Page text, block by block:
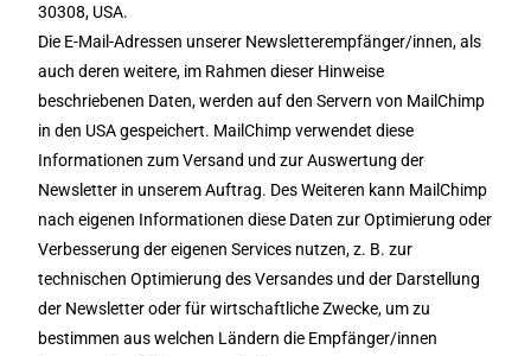
30308, USA.
Die E-Mail-Adressen unserer Newsletterempfänger/innen, als
auch deren weitere, im Rahmen dieser Hinweise
beschriebenen Daten, werden auf den Servern von MailChimp
in den USA gespeichert. MailChimp verwendet diese
Informationen zum Versand und zur Auswertung der
Newsletter in unserem Auftrag. Des Weiteren kann MailChimp
nach eigenen Informationen diese Daten zur Optimierung oder
Verbesserung der eigenen Services nutzen, z. B. zur
technischen Optimierung des Versandes und der Darstellung
der Newsletter oder für wirtschaftliche Zwecke, um zu
bestimmen aus welchen Ländern die Empfänger/innen